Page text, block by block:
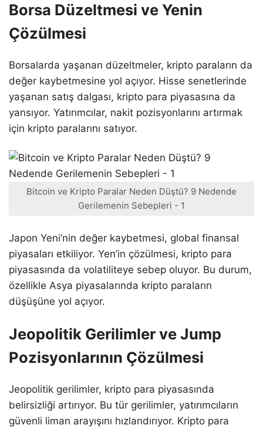
Borsa Düzeltmesi ve Yenin
Çözülmesi
Borsalarda yaşanan düzeltmeler, kripto paraların da
değer kaybetmesine yol açıyor. Hisse senetlerinde
yaşanan satış dalgası, kripto para piyasasına da
yansıyor. Yatırımcılar, nakit pozisyonlarını artırmak
için kripto paralarını satıyor.
Bitcoin ve Kripto Paralar Neden Düştü? 9 Nedende
Gerilemenin Sebepleri - 1
Japon Yeni’nin değer kaybetmesi, global finansal
piyasaları etkiliyor. Yen’in çözülmesi, kripto para
piyasasında da volatiliteye sebep oluyor. Bu durum,
özellikle Asya piyasalarında kripto paraların
düşüşüne yol açıyor.
Jeopolitik Gerilimler ve Jump
Pozisyonlarının Çözülmesi
Jeopolitik gerilimler, kripto para piyasasında
belirsizliği artırıyor. Bu tür gerilimler, yatırımcıların
güvenli liman arayışını hızlandırıyor. Kripto para